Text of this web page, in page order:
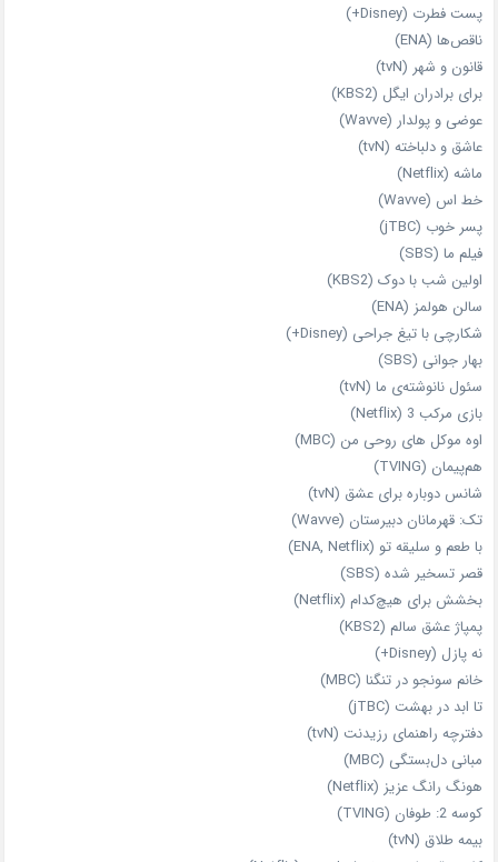
پست فطرت (Disney+)
ناقص‌ها (ENA)
قانون و شهر (tvN)
برای برادران ایگل (KBS2)
عوضی و پولدار (Wavve)
عاشق و دلباخته (tvN)
ماشه (Netflix)
خط اس (Wavve)
پسر خوب (jTBC)
فیلم ما (SBS)
اولین شب با دوک (KBS2)
سالن هولمز (ENA)
شکارچی با تیغ جراحی (Disney+)
بهار جوانی (SBS)
سئول نانوشته‌ی ما (tvN)
بازی مرکب 3 (Netflix)
اوه موکل های روحی من (MBC)
هم‌پیمان (TVING)
شانس دوباره برای عشق (tvN)
تک: قهرمانان دبیرستان (Wavve)
با طعم و سلیقه تو (ENA, Netflix)
قصر تسخیر شده (SBS)
بخشش برای هیچ‌کدام (Netflix)
پمپاژ عشق سالم (KBS2)
نه پازل (Disney+)
خانم سونجو در تنگنا (MBC)
تا ابد در بهشت (jTBC)
دفترچه راهنمای رزیدنت (tvN)
مبانی دل‌بستگی (MBC)
هونگ رانگ عزیز (Netflix)
کوسه 2: طوفان (TVING)
بیمه طلاق (tvN)